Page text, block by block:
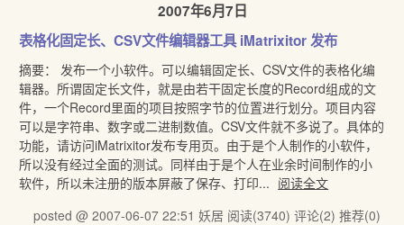
2007年6月7日
表格化固定长、CSV文件编辑器工具 iMatrixitor 发布
摘要： 发布一个小软件。可以编辑固定长、CSV文件的表格化编
辑器。所谓固定长文件，就是由若干固定长度的Record组成的文
件，一个Record里面的项目按照字节的位置进行划分。项目内容
可以是字符串、数字或二进制数值。CSV文件就不多说了。具体的
功能，请访问iMatrixitor发布专用页。由于是个人制作的小软件，
所以没有经过全面的测试。同样由于是个人在业余时间制作的小
软件，所以未注册的版本屏蔽了保存、打印... 阅读全文
posted @ 2007-06-07 22:51 妖居 阅读(3740) 评论(2) 推荐(0)